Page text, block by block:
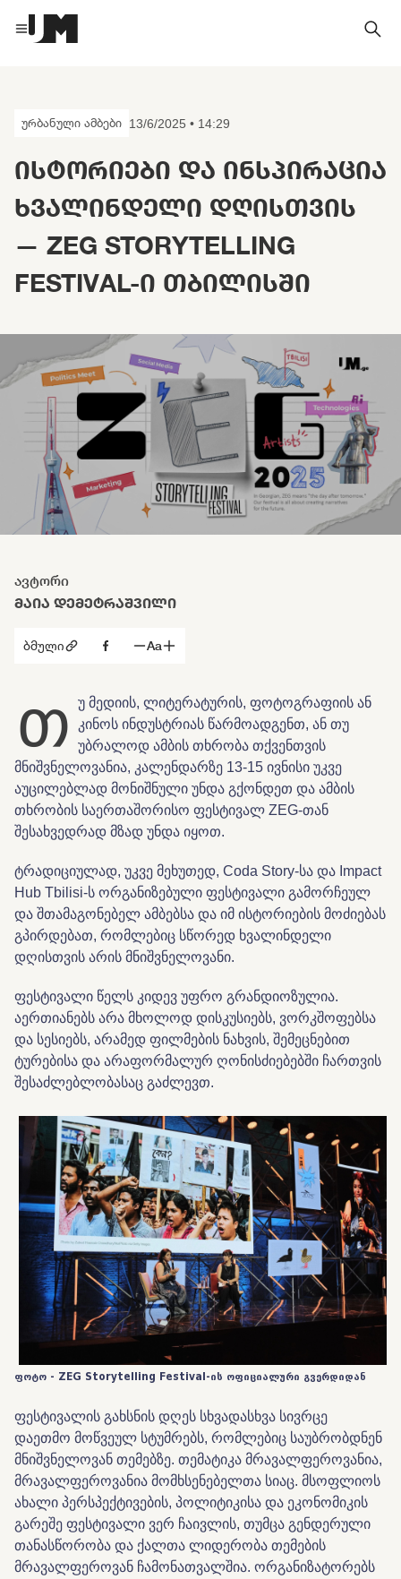
ურბანული ამბები 13/6/2025 • 14:29
ᲘᲡᲢᲝᲠᲘᲔᲑᲘ ᲓᲐ ᲘᲜᲡᲞᲘᲠᲐᲪᲘᲐ
ᲮᲕᲐᲚᲘᲜᲓᲔᲚᲘ ᲓᲦᲘᲡᲗᲕᲘᲡ
— ZEG STORYTELLING
FESTIVAL-Ი ᲗᲑᲘᲚᲘᲡᲨᲘ
ავტორი
ᲛᲐᲘᲐ ᲓᲔᲛᲔᲢᲠᲐᲨᲕᲘᲚᲘ
თ
უ მედიის, ლიტერატურის, ფოტოგრაფიის ან
კინოს ინდუსტრიას წარმოადგენთ, ან თუ
უბრალოდ ამბის თხრობა თქვენთვის
მნიშვნელოვანია, კალენდარზე 13-15 ივნისი უკვე
აუცილებლად მონიშნული უნდა გქონდეთ და ამბის
თხრობის საერთაშორისო ფესტივალ ZEG-თან
შესახვედრად მზად უნდა იყოთ.
ტრადიციულად, უკვე მეხუთედ, Coda Story-სა და Impact
Hub Tbilisi-ს ორგანიზებული ფესტივალი გამორჩეულ
და შთამაგონებელ ამბებსა და იმ ისტორიების მოძიებას
გპირდებათ, რომლებიც სწორედ ხვალინდელი
დღისთვის არის მნიშვნელოვანი.
ფესტივალი წელს კიდევ უფრო გრანდიოზულია.
აერთიანებს არა მხოლოდ დისკუსიებს, ვორკშოფებსა
და სესიებს, არამედ ფილმების ნახვის, შემეცნებით
ტურებისა და არაფორმალურ ღონისძიებებში ჩართვის
შესაძლებლობასაც გაძლევთ.
ფოტო - ZEG Storytelling Festival-ის ოფიციალური გვერდიდან
ფესტივალის გახსნის დღეს სხვადასხვა სივრცე
დაეთმო მოწვეულ სტუმრებს, რომლებიც საუბრობდნენ
მნიშვნელოვან თემებზე. თემატიკა მრავალფეროვანია,
მრავალფეროვანია მომხსენებელთა სიაც. მსოფლიოს
ახალი პერსპექტივების, პოლიტიკისა და ეკონომიკის
გარეშე ფესტივალი ვერ ჩაივლის, თუმცა გენდერული
თანასწორობა და ქალთა ლიდერობა თემების
მრავალფეროვან ჩამონათვალშია. ორგანიზატორებს
ბმული Aa